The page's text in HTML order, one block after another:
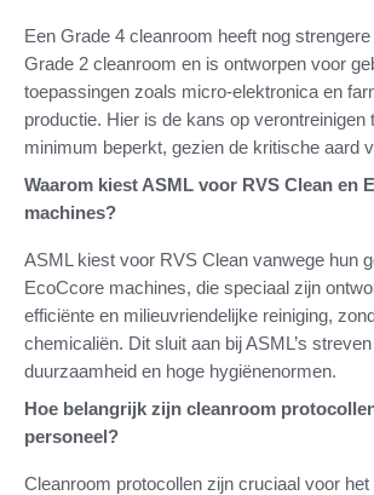
Een Grade 4 cleanroom heeft nog
Grade 2 cleanroom en is ontworpen voor
toepassingen zoals micro-elektronica en
productie. Hier is de kans op verontreinigen
minimum beperkt, gezien de kritische aard
Waarom kiest ASML voor RVS Clean en
machines?
ASML kiest voor RVS Clean vanwege hun
EcoCcore machines, die speciaal zijn
efficiënte en milieuvriendelijke reiniging,
chemicaliën. Dit sluit aan bij ASML’s
duurzaamheid en hoge hygiënenormen.
Hoe belangrijk zijn cleanroom
personeel?
Cleanroom protocollen zijn cruciaal voor